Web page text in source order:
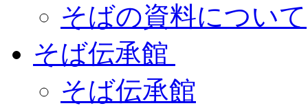
そばの資料について
そば伝承館
そば伝承館